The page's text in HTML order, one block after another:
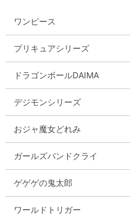
ワンピース
プリキュアシリーズ
ドラゴンボールDAIMA
デジモンシリーズ
おジャ魔女どれみ
ガールズバンドクライ
ゲゲゲの鬼太郎
ワールドトリガー